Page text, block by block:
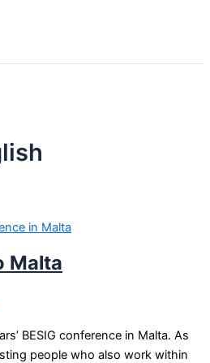
Malta
BESIG conference in Malta. As
people who also work within